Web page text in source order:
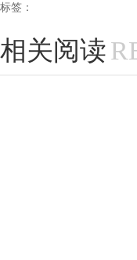
标签：
相关阅读